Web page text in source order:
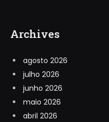
Archives
agosto 2026
julho 2026
junho 2026
maio 2026
abril 2026